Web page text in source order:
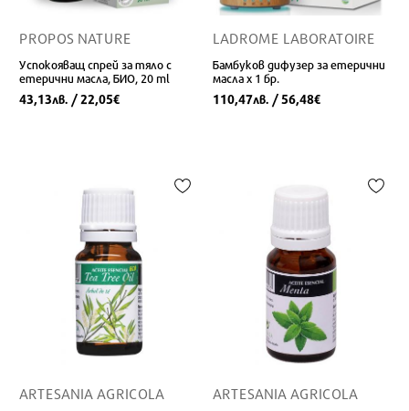
PROPOS NATURE
Успокояващ спрей за тяло с
етерични масла, БИО, 20 ml
43,13лв. / 22,05€
LADROME LABORATOIRE
Бамбуков дифузер за етерични
масла х 1 бр.
110,47лв. / 56,48€
ARTESANIA AGRICOLA ARTESANIA AGRICOLA